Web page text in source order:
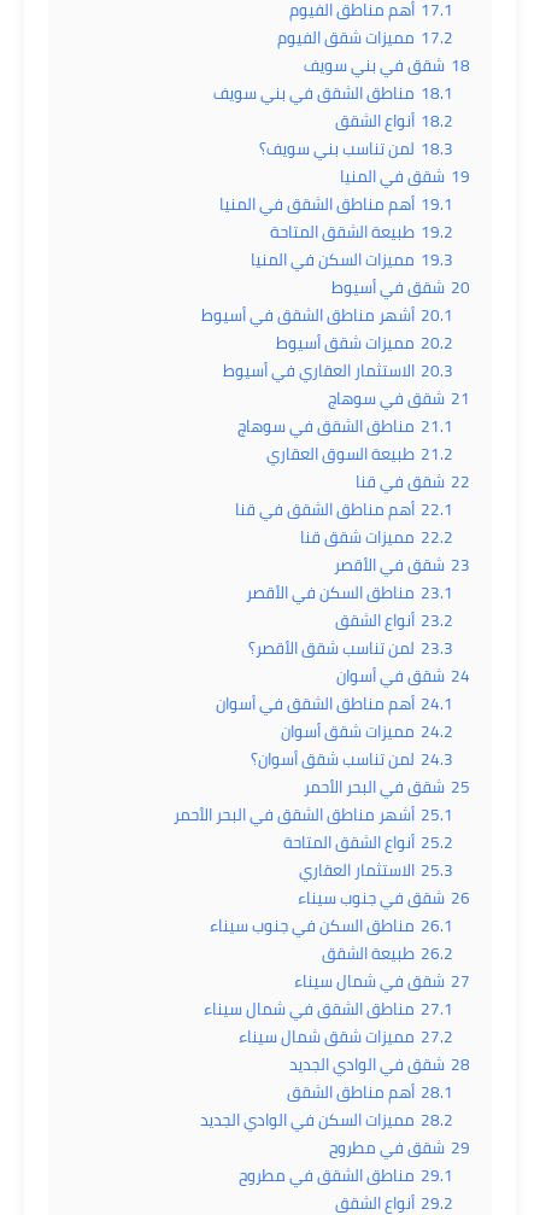
17.1 أهم مناطق الفيوم
17.2 مميزات شقق الفيوم
18 شقق في بني سويف
18.1 مناطق الشقق في بني سويف
18.2 أنواع الشقق
18.3 لمن تناسب بني سويف؟
19 شقق في المنيا
19.1 أهم مناطق الشقق في المنيا
19.2 طبيعة الشقق المتاحة
19.3 مميزات السكن في المنيا
20 شقق في أسيوط
20.1 أشهر مناطق الشقق في أسيوط
20.2 مميزات شقق أسيوط
20.3 الاستثمار العقاري في أسيوط
21 شقق في سوهاج
21.1 مناطق الشقق في سوهاج
21.2 طبيعة السوق العقاري
22 شقق في قنا
22.1 أهم مناطق الشقق في قنا
22.2 مميزات شقق قنا
23 شقق في الأقصر
23.1 مناطق السكن في الأقصر
23.2 أنواع الشقق
23.3 لمن تناسب شقق الأقصر؟
24 شقق في أسوان
24.1 أهم مناطق الشقق في أسوان
24.2 مميزات شقق أسوان
24.3 لمن تناسب شقق أسوان؟
25 شقق في البحر الأحمر
25.1 أشهر مناطق الشقق في البحر الأحمر
25.2 أنواع الشقق المتاحة
25.3 الاستثمار العقاري
26 شقق في جنوب سيناء
26.1 مناطق السكن في جنوب سيناء
26.2 طبيعة الشقق
27 شقق في شمال سيناء
27.1 مناطق الشقق في شمال سيناء
27.2 مميزات شقق شمال سيناء
28 شقق في الوادي الجديد
28.1 أهم مناطق الشقق
28.2 مميزات السكن في الوادي الجديد
29 شقق في مطروح
29.1 مناطق الشقق في مطروح
29.2 أنواع الشقق